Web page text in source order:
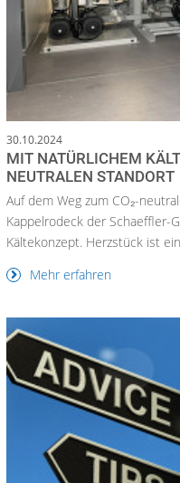
30.10.2024
MIT NATÜRLICHEM
NEUTRALEN STANDORT
Auf dem Weg zum CO₂-
Kappelrodeck der Schaeffler-
Kältekonzept. Herzstück ist
Mehr erfahren